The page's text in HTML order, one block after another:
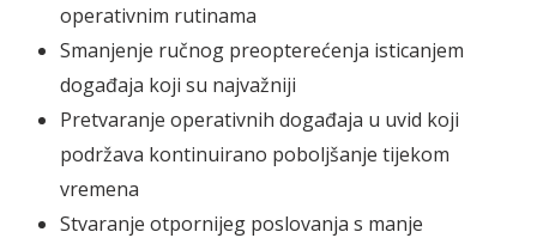
operativnim rutinama
Smanjenje ručnog preopterećenja isticanjem
događaja koji su najvažniji
Pretvaranje operativnih događaja u uvid koji
podržava kontinuirano poboljšanje tijekom
vremena
Stvaranje otpornijeg poslovanja s manje